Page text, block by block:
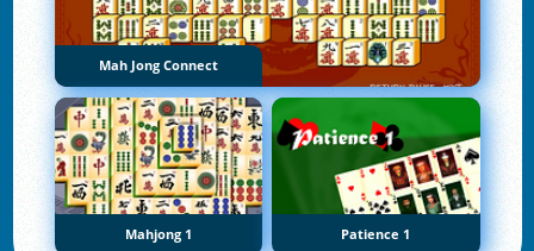
Mah Jong Connect
Mahjong 1 Patience 1